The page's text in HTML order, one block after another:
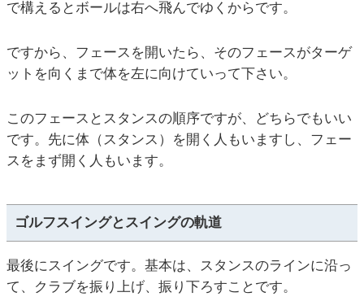
で構えるとボールは右へ飛んでゆくからです。
ですから、フェースを開いたら、そのフェースがターゲ
ットを向くまで体を左に向けていって下さい。
このフェースとスタンスの順序ですが、どちらでもいい
です。先に体（スタンス）を開く人もいますし、フェー
スをまず開く人もいます。
ゴルフスイングとスイングの軌道
最後にスイングです。基本は、スタンスのラインに沿っ
て、クラブを振り上げ、振り下ろすことです。